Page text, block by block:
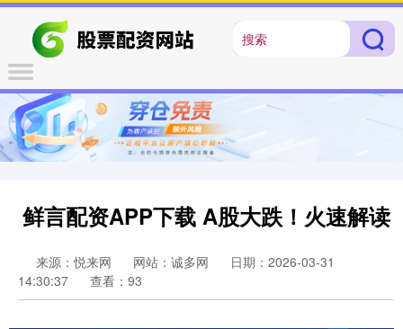
鲜言配资APP下载 A股大跌！火速解读
来源：悦来网 网站：诚多网
日期：2026-03-31
14:30:37
查看：93